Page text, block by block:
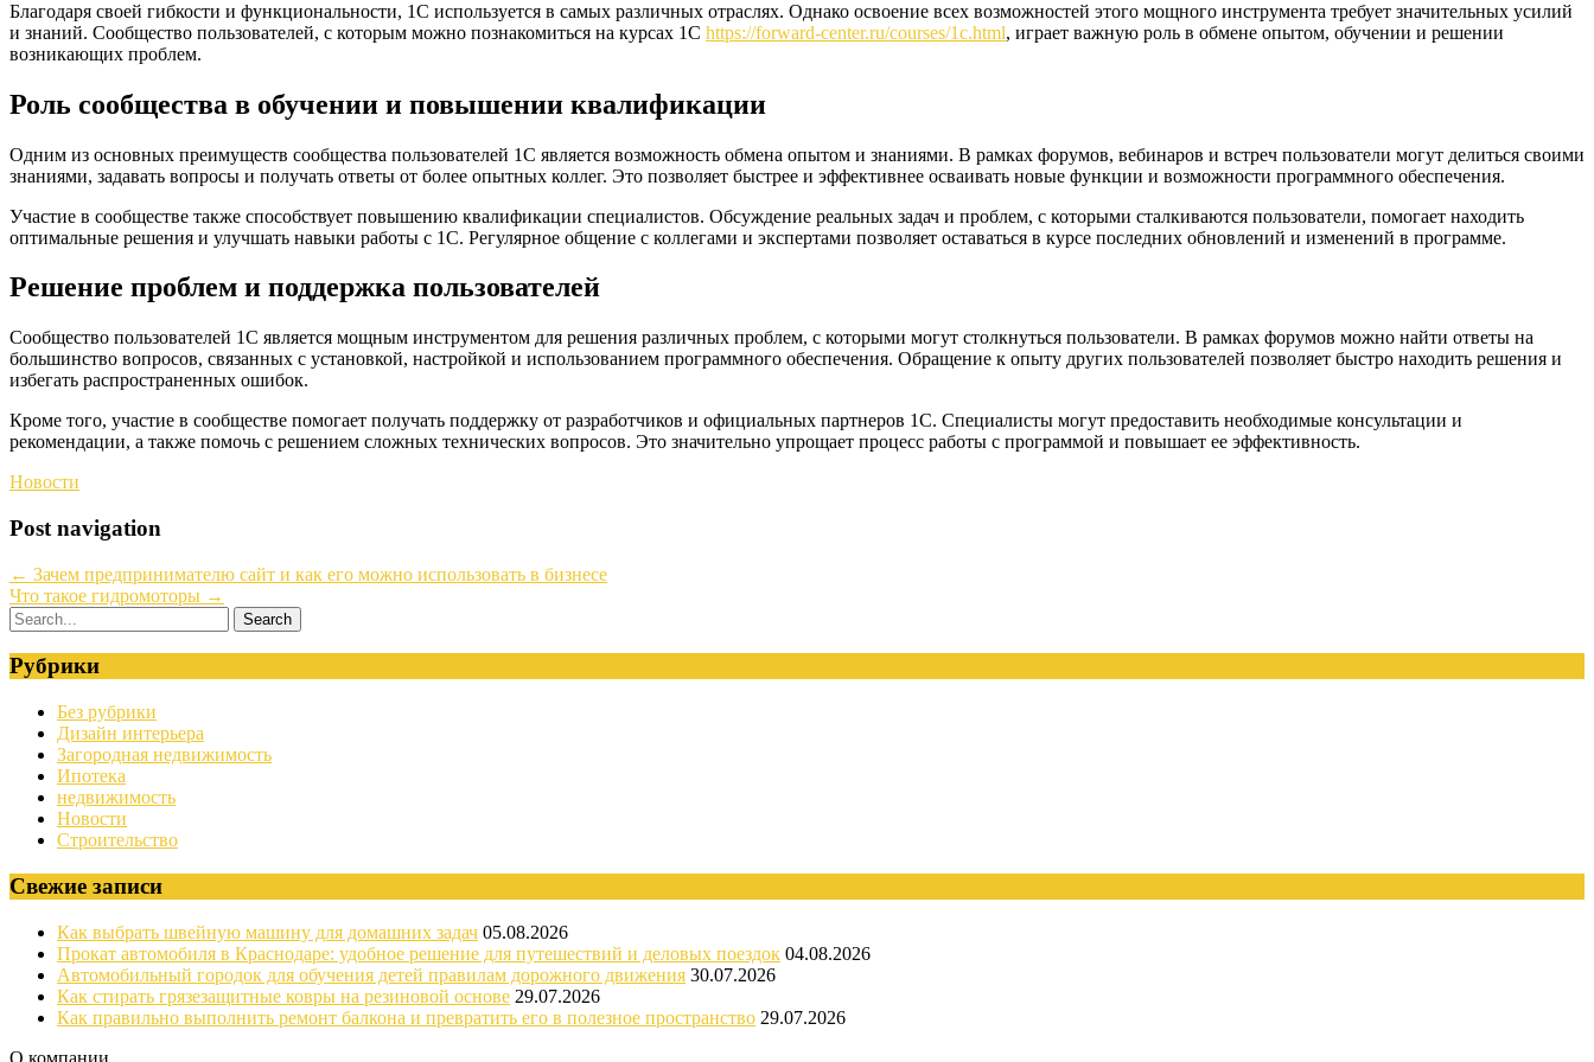
Благодаря своей гибкости и функциональности, 1С используется в самых различных отраслях. Однако освоение всех возможностей этого мощного инструмента требует значительных усилий
и знаний. Сообщество пользователей, с которым можно познакомиться на курсах 1С https://forward-center.ru/courses/1c.html, играет важную роль в обмене опытом, обучении и решении
возникающих проблем.
Роль сообщества в обучении и повышении квалификации
Одним из основных преимуществ сообщества пользователей 1С является возможность обмена опытом и знаниями. В рамках форумов, вебинаров и встреч пользователи могут делиться своими
знаниями, задавать вопросы и получать ответы от более опытных коллег. Это позволяет быстрее и эффективнее осваивать новые функции и возможности программного обеспечения.
Участие в сообществе также способствует повышению квалификации специалистов. Обсуждение реальных задач и проблем, с которыми сталкиваются пользователи, помогает находить
оптимальные решения и улучшать навыки работы с 1С. Регулярное общение с коллегами и экспертами позволяет оставаться в курсе последних обновлений и изменений в программе.
Решение проблем и поддержка пользователей
Сообщество пользователей 1С является мощным инструментом для решения различных проблем, с которыми могут столкнуться пользователи. В рамках форумов можно найти ответы на
большинство вопросов, связанных с установкой, настройкой и использованием программного обеспечения. Обращение к опыту других пользователей позволяет быстро находить решения и
избегать распространенных ошибок.
Кроме того, участие в сообществе помогает получать поддержку от разработчиков и официальных партнеров 1С. Специалисты могут предоставить необходимые консультации и
рекомендации, а также помочь с решением сложных технических вопросов. Это значительно упрощает процесс работы с программой и повышает ее эффективность.
Новости
Post navigation
← Зачем предпринимателю сайт и как его можно использовать в бизнесе
Что такое гидромоторы →
Рубрики
Без рубрики
Дизайн интерьера
Загородная недвижимость
Ипотека
недвижимость
Новости
Строительство
Свежие записи
Как выбрать швейную машину для домашних задач 05.08.2026
Прокат автомобиля в Краснодаре: удобное решение для путешествий и деловых поездок 04.08.2026
Автомобильный городок для обучения детей правилам дорожного движения 30.07.2026
Как стирать грязезащитные ковры на резиновой основе 29.07.2026
Как правильно выполнить ремонт балкона и превратить его в полезное пространство 29.07.2026
О компании